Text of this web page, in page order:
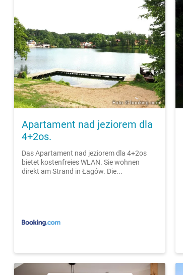
Foto: © booking.com
Apartament nad jeziorem dla
4+2os.
Das Apartament nad jeziorem dla 4+2os
bietet kostenfreies WLAN. Sie wohnen
direkt am Strand in Łagów. Die...